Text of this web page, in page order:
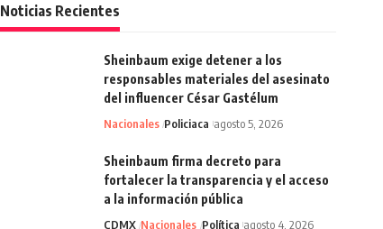
Noticias Recientes
Sheinbaum exige detener a los
responsables materiales del asesinato
del influencer César Gastélum
Nacionales Policiaca agosto 5, 2026
Sheinbaum firma decreto para
fortalecer la transparencia y el acceso
a la información pública
CDMX Nacionales Política agosto 4, 2026